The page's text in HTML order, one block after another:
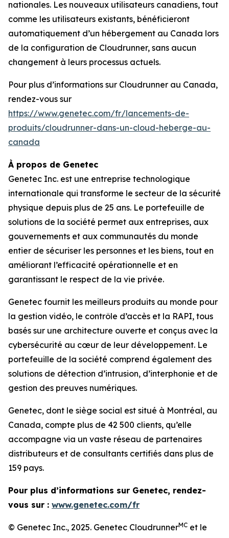
nationales. Les nouveaux utilisateurs canadiens, tout
comme les utilisateurs existants, bénéficieront
automatiquement d’un hébergement au Canada lors
de la configuration de Cloudrunner, sans aucun
changement à leurs processus actuels.
Pour plus d’informations sur Cloudrunner au Canada,
rendez-vous sur
https://www.genetec.com/fr/lancements-de-
produits/cloudrunner-dans-un-cloud-heberge-au-
canada
À propos de Genetec
Genetec Inc. est une entreprise technologique
internationale qui transforme le secteur de la sécurité
physique depuis plus de 25 ans. Le portefeuille de
solutions de la société permet aux entreprises, aux
gouvernements et aux communautés du monde
entier de sécuriser les personnes et les biens, tout en
améliorant l’efficacité opérationnelle et en
garantissant le respect de la vie privée.
Genetec fournit les meilleurs produits au monde pour
la gestion vidéo, le contrôle d’accès et la RAPI, tous
basés sur une architecture ouverte et conçus avec la
cybersécurité au cœur de leur développement. Le
portefeuille de la société comprend également des
solutions de détection d’intrusion, d’interphonie et de
gestion des preuves numériques.
Genetec, dont le siège social est situé à Montréal, au
Canada, compte plus de 42 500 clients, qu’elle
accompagne via un vaste réseau de partenaires
distributeurs et de consultants certifiés dans plus de
159 pays.
Pour plus d’informations sur Genetec, rendez-
vous sur : www.genetec.com/fr
© Genetec Inc., 2025. Genetec CloudrunnerMC et le